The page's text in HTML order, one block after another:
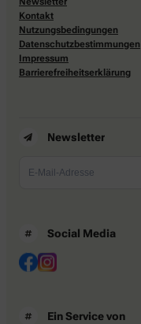
Kontakt
Nutzungsbedingungen
Datenschutzbestimmungen
Impressum
Barrierefreiheitserklärung
Newsletter
Social Media
Ein Service von